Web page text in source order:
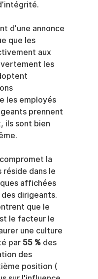
d'une annonce
que les
aux
les
les employés
prennent
ils sont bien
la
dans le
affichées
dirigeants.
que le
le facteur le
une culture
par 55 % des
des
position (